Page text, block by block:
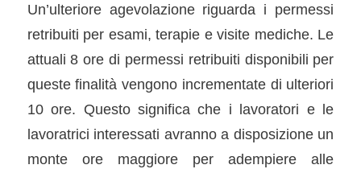
Un’ulteriore agevolazione riguarda i permessi
retribuiti per esami, terapie e visite mediche. Le
attuali 8 ore di permessi retribuiti disponibili per
queste finalità vengono incrementate di ulteriori
10 ore. Questo significa che i lavoratori e le
lavoratrici interessati avranno a disposizione un
monte ore maggiore per adempiere alle